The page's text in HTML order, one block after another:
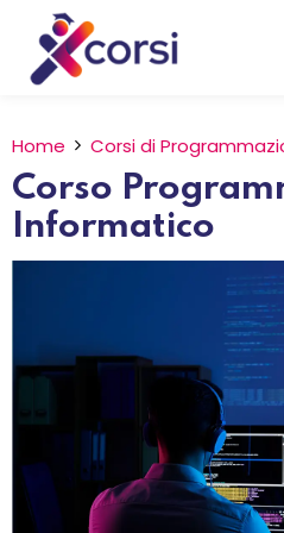
Home Corsi di
Corso
Informatico